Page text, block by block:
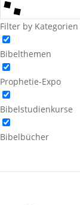
Filter by Kategorien
Bibelthemen
Prophetie-Expo
Bibelstudienkurse
Bibelbücher